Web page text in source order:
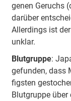
ge­nen Ge­ruchs
dar­über
Al­ler­dings ist
un­klar.
Blut­grup­pe:
ge­fun­den, dass
figs­ten
Blut­grup­pe